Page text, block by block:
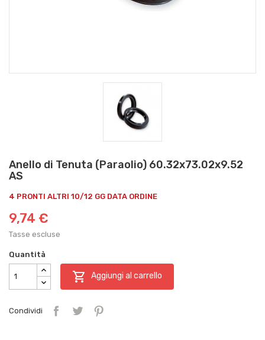
Anello di Tenuta (Paraolio) 60.32x73.02x9.52
AS
4 PRONTI ALTRI 10/12 GG DATA ORDINE
9,74 €
Tasse escluse
Quantità
 Aggiungi al carrello
Condividi